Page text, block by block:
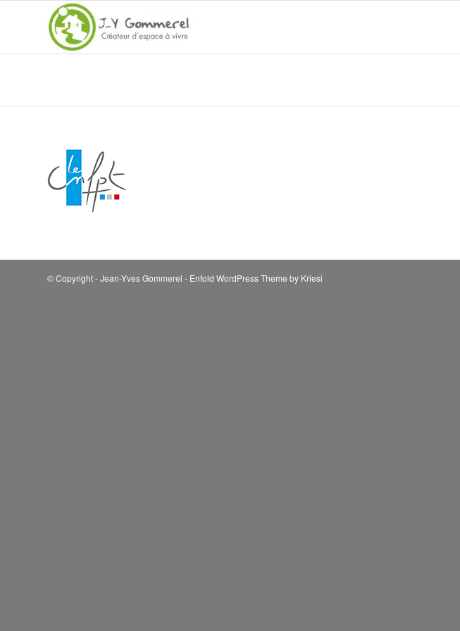
© Copyright - Jean-Yves Gommerel - Enfold WordPress Theme by Kriesi